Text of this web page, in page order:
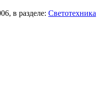
, в разделе: Светотехника